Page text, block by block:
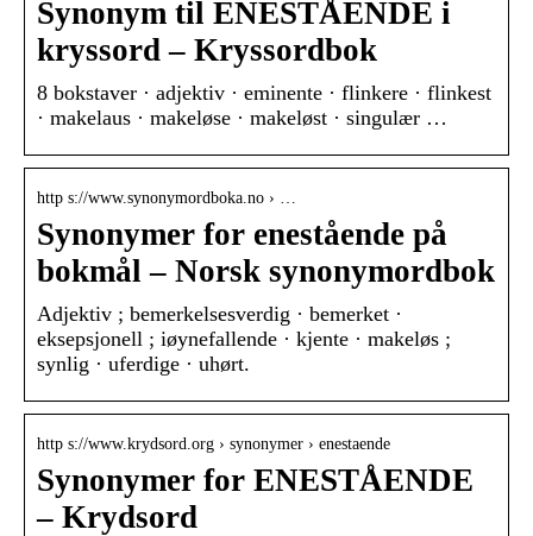
Synonym til ENESTÅENDE i
kryssord – Kryssordbok
8 bokstaver · adjektiv · eminente · flinkere · flinkest
· makelaus · makeløse · makeløst · singulær …
http s://www.synonymordboka.no › …
Synonymer for enestående på
bokmål – Norsk synonymordbok
Adjektiv ; bemerkelsesverdig · bemerket ·
eksepsjonell ; iøynefallende · kjente · makeløs ;
synlig · uferdige · uhørt.
http s://www.krydsord.org › synonymer › enestaende
Synonymer for ENESTÅENDE
– Krydsord